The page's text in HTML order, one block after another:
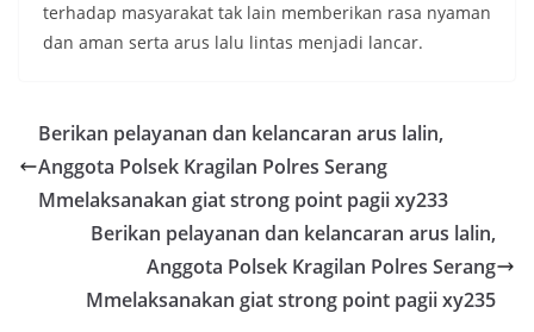
terhadap masyarakat tak lain memberikan rasa nyaman
dan aman serta arus lalu lintas menjadi lancar.
Berikan pelayanan dan kelancaran arus lalin,
Anggota Polsek Kragilan Polres Serang
Mmelaksanakan giat strong point pagii xy233
Berikan pelayanan dan kelancaran arus lalin,
Anggota Polsek Kragilan Polres Serang
Mmelaksanakan giat strong point pagii xy235